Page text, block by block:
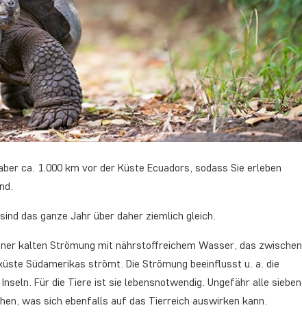
ca. 1.000 km vor der Küste Ecuadors, sodass Sie erleben
das ganze Jahr über daher ziemlich gleich.
kalten Strömung mit nährstoffreichem Wasser, das zwischen
Südamerikas strömt. Die Strömung beeinflusst u. a. die
Für die Tiere ist sie lebensnotwendig. Ungefähr alle sieben
was sich ebenfalls auf das Tierreich auswirken kann.